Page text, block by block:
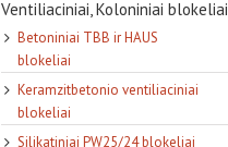
Ventiliaciniai, Koloniniai blokeliai
Betoniniai TBB ir HAUS
blokeliai
Keramzitbetonio ventiliaciniai
blokeliai
Silikatiniai PW25/24 blokeliai